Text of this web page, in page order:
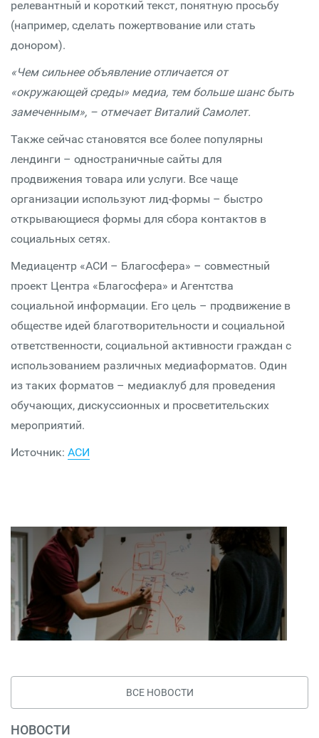
релевантный и короткий текст, понятную просьбу
(например, сделать пожертвование или стать
донором).
«Чем сильнее объявление отличается от
«окружающей среды» медиа, тем больше шанс быть
замеченным», – отмечает Виталий Самолет.
Также сейчас становятся все более популярны
лендинги – одностраничные сайты для
продвижения товара или услуги. Все чаще
организации используют лид-формы – быстро
открывающиеся формы для сбора контактов в
социальных сетях.
Медиацентр «АСИ – Благосфера» – совместный
проект Центра «Благосфера» и Агентства
социальной информации. Его цель – продвижение в
обществе идей благотворительности и социальной
ответственности, социальной активности граждан с
использованием различных медиаформатов. Один
из таких форматов – медиаклуб для проведения
обучающих, дискуссионных и просветительских
мероприятий.
Источник: АСИ
ВСЕ НОВОСТИ
НОВОСТИ